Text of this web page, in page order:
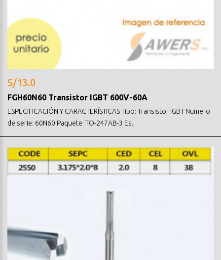
S/13.0
FGH60N60 Transistor IGBT 600V-60A
ESPECIFICACIÓN Y CARACTERÍSTICAS Tipo: Transistor IGBT Numero
de serie: 60N60 Paquete: TO-247AB-3 Es..